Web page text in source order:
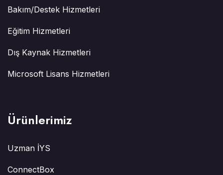
Bakım/Destek Hizmetleri
Eğitim Hizmetleri
Dış Kaynak Hizmetleri
Microsoft Lisans Hizmetleri
Ürünlerimiz
Uzman İYS
ConnectBox